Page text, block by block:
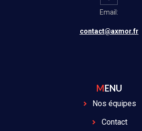
Email:
contact@axmor.fr
MENU
Nos équipes
Contact